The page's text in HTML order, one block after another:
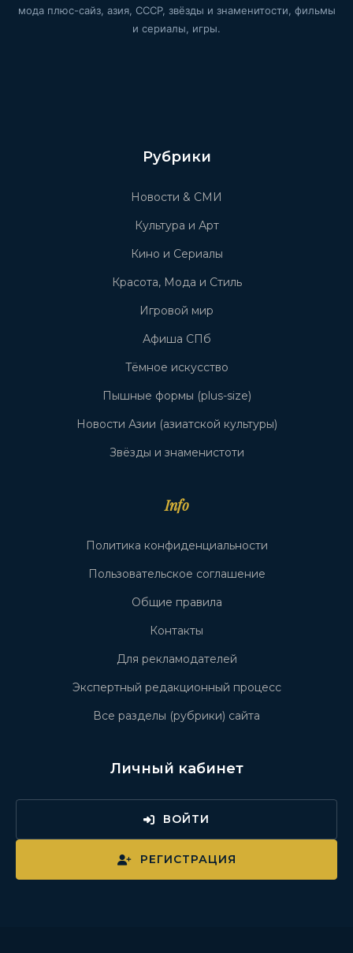
мода плюс-сайз, азия, СССР, звёзды и знаменитости, фильмы
и сериалы, игры.
Рубрики
Новости & СМИ
Культура и Арт
Кино и Сериалы
Красота, Мода и Стиль
Игровой мир
Афиша СПб
Тёмное искусство
Пышные формы (plus-size)
Новости Азии (азиатской культуры)
Звёзды и знаменистоти
Info
Политика конфиденциальности
Пользовательское соглашение
Общие правила
Контакты
Для рекламодателей
Экспертный редакционный процесс
Все разделы (рубрики) сайта
Личный кабинет
ВОЙТИ
РЕГИСТРАЦИЯ